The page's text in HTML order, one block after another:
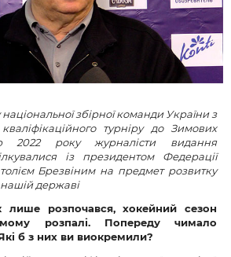
збірної команди України з
турніру до Зимових
2022 року журналісти видання
із президентом Федерації
Брезвіним на предмет розвитку
державі
лише розпочався, хокейний сезон
розпалі. Попереду чимало
б з них ви виокремили?